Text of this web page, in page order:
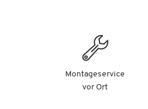
Montageservice
vor Ort